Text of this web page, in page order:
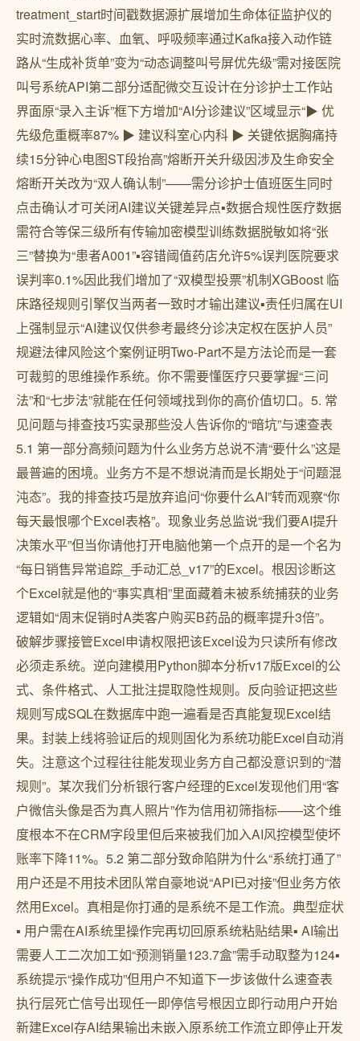
treatment_start时间戳数据源扩展增加生命体征监护仪的
实时流数据心率、血氧、呼吸频率通过Kafka接入动作链
路从“生成补货单”变为“动态调整叫号屏优先级”需对接医院
叫号系统API第二部分适配微交互设计在分诊护士工作站
界面原“录入主诉”框下方增加“AI分诊建议”区域显示“▶ 优
先级危重概率87% ▶ 建议科室心内科 ▶ 关键依据胸痛持
续15分钟心电图ST段抬高”熔断开关升级因涉及生命安全
熔断开关改为“双人确认制”——需分诊护士值班医生同时
点击确认才可关闭AI建议关键差异点▪数据合规性医疗数据
需符合等保三级所有传输加密模型训练数据脱敏如将“张
三”替换为“患者A001”▪容错阈值药店允许5%误判医院要求
误判率0.1%因此我们增加了“双模型投票”机制XGBoost 临
床路径规则引擎仅当两者一致时才输出建议▪责任归属在UI
上强制显示“AI建议仅供参考最终分诊决定权在医护人员”
规避法律风险这个案例证明Two-Part不是方法论而是一套
可裁剪的思维操作系统。你不需要懂医疗只要掌握“三问
法”和“七步法”就能在任何领域找到你的高价值切口。5. 常
见问题与排查技巧实录那些没人告诉你的“暗坑”与速查表
5.1 第一部分高频问题为什么业务方总说不清“要什么”这是
最普遍的困境。业务方不是不想说清而是长期处于“问题混
沌态”。我的排查技巧是放弃追问“你要什么AI”转而观察“你
每天最恨哪个Excel表格”。现象业务总监说“我们要AI提升
决策水平”但当你请他打开电脑他第一个点开的是一个名为
“每日销售异常追踪_手动汇总_v17”的Excel。根因诊断这
个Excel就是他的“事实真相”里面藏着未被系统捕获的业务
逻辑如“周末促销时A类客户购买B药品的概率提升3倍”。
破解步骤接管Excel申请权限把该Excel设为只读所有修改
必须走系统。逆向建模用Python脚本分析v17版Excel的公
式、条件格式、人工批注提取隐性规则。反向验证把这些
规则写成SQL在数据库中跑一遍看是否真能复现Excel结
果。封装上线将验证后的规则固化为系统功能Excel自动消
失。注意这个过程往往能发现业务方自己都没意识到的“潜
规则”。某次我们分析银行客户经理的Excel发现他们用“客
户微信头像是否为真人照片”作为信用初筛指标——这个维
度根本不在CRM字段里但后来被我们加入AI风控模型使坏
账率下降11%。5.2 第二部分致命陷阱为什么“系统打通了”
用户还是不用技术团队常自豪地说“API已对接”但业务方依
然用Excel。真相是你打通的是系统不是工作流。典型症状
▪ 用户需在AI系统里操作完再切回原系统粘贴结果▪ AI输出
需要人工二次加工如“预测销量123.7盒”需手动取整为124▪
系统提示“操作成功”但用户不知道下一步该做什么速查表
执行层死亡信号出现任一即停信号根因立即行动用户开始
新建Excel存AI结果输出未嵌入原系统工作流立即停止开发